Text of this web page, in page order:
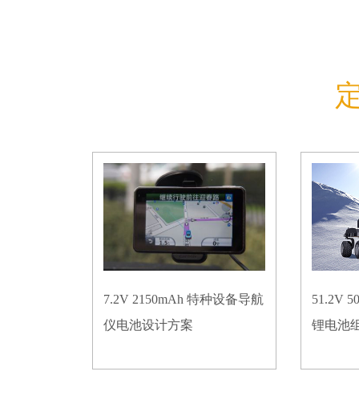
7.2V 2150mAh 特种设备导航
仪电池设计方案
51.2V
锂电池